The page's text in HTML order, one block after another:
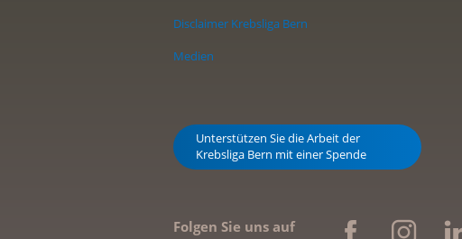
Disclaimer Krebsliga Bern
Medien
Unterstützen Sie die Arbeit der
Krebsliga Bern mit einer Spende
Folgen Sie uns auf